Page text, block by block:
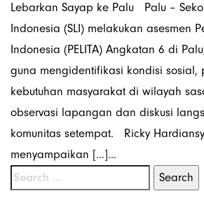
Lebarkan Sayap ke Palu Palu –
Indonesia (SLI) melakukan asesmen
Indonesia (PELITA) Angkatan 6 di
guna mengidentifikasi kondisi sosial,
kebutuhan masyarakat di wilayah
observasi lapangan dan diskusi
komunitas setempat. Ricky
menyampaikan […]...